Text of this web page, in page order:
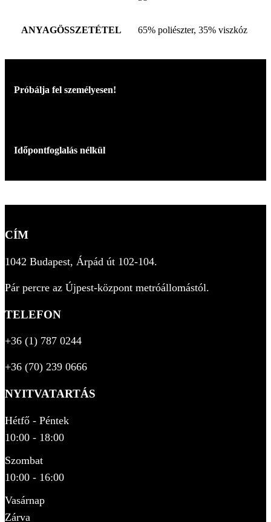
ANYAGÖSSZETÉTEL 65% poliészter, 35% viszkóz
Próbálja fel személyesen!
Időpontfoglalás nélkül
CÍM
1042 Budapest, Árpád út 102-104.
Pár percre az Újpest-központ metróállomástól.
TELEFON
+36 (1) 787 0244
+36 (70) 239 0666
NYITVATARTÁS
Hétfő - Péntek
10:00 - 18:00
Szombat
10:00 - 16:00
Vasárnap
Zárva